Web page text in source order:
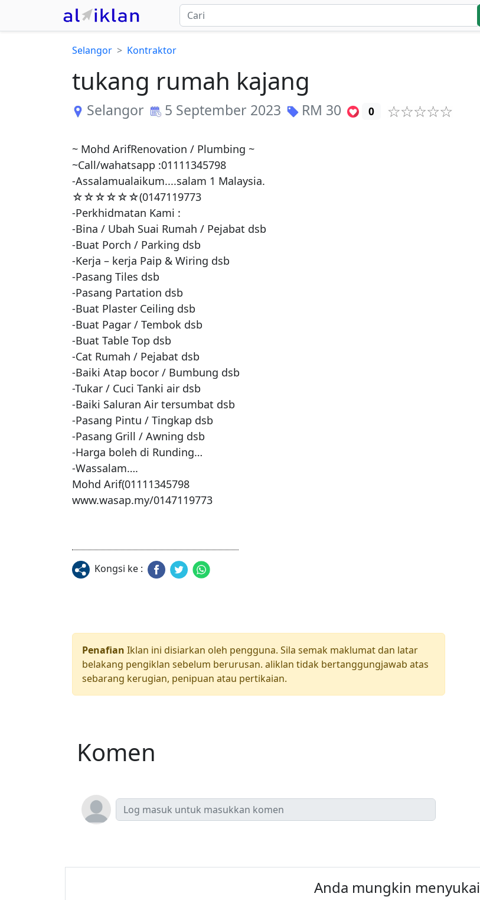
Selangor Kontraktor
tukang rumah kajang
Selangor 5 September 2023 RM 30 0
~ Mohd ArifRenovation / Plumbing ~
~Call/wahatsapp :01111345798
-Assalamualaikum....salam 1 Malaysia.
☆☆☆☆☆☆(0147119773
-Perkhidmatan Kami :
-Bina / Ubah Suai Rumah / Pejabat dsb
-Buat Porch / Parking dsb
-Kerja – kerja Paip & Wiring dsb
-Pasang Tiles dsb
-Pasang Partation dsb
-Buat Plaster Ceiling dsb
-Buat Pagar / Tembok dsb
-Buat Table Top dsb
-Cat Rumah / Pejabat dsb
-Baiki Atap bocor / Bumbung dsb
-Tukar / Cuci Tanki air dsb
-Baiki Saluran Air tersumbat dsb
-Pasang Pintu / Tingkap dsb
-Pasang Grill / Awning dsb
-Harga boleh di Runding…
-Wassalam….
Mohd Arif(01111345798
www.wasap.my/0147119773
Kongsi ke :
Penafian Iklan ini disiarkan oleh pengguna. Sila semak maklumat dan latar
belakang pengiklan sebelum berurusan. aliklan tidak bertanggungjawab atas
sebarang kerugian, penipuan atau pertikaian.
Komen
Anda mungkin menyukai